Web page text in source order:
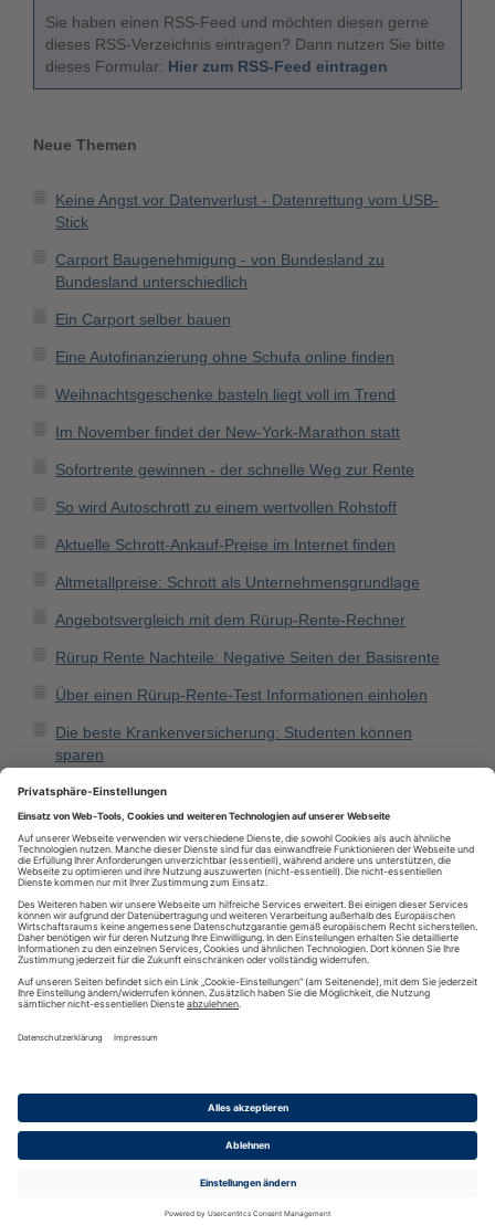
Sie haben einen RSS-Feed und möchten diesen gerne
dieses RSS-Verzeichnis eintragen? Dann nutzen Sie bitte
dieses Formular: Hier zum RSS-Feed eintragen
Neue Themen
Keine Angst vor Datenverlust - Datenrettung vom USB-
Stick
Carport Baugenehmigung - von Bundesland zu
Bundesland unterschiedlich
Ein Carport selber bauen
Eine Autofinanzierung ohne Schufa online finden
Weihnachtsgeschenke basteln liegt voll im Trend
Im November findet der New-York-Marathon statt
Sofortrente gewinnen - der schnelle Weg zur Rente
So wird Autoschrott zu einem wertvollen Rohstoff
Aktuelle Schrott-Ankauf-Preise im Internet finden
Altmetallpreise: Schrott als Unternehmensgrundlage
Angebotsvergleich mit dem Rürup-Rente-Rechner
Rürup Rente Nachteile: Negative Seiten der Basisrente
Über einen Rürup-Rente-Test Informationen einholen
Die beste Krankenversicherung: Studenten können
sparen
Eine Hollywoodschaukel lädt zum Träumen und Relaxen
ein
Top-Feed des Monats
Online Vergleich Versicherung - jetzt vergleichen und sparen
Datenschutzinformationen·Cookie-Einstellungen·Impressum · AGB
& Nutzungsbedingungen·Partnerprogramme